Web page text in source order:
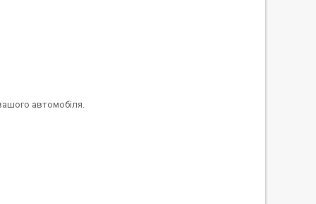
автомобіля.